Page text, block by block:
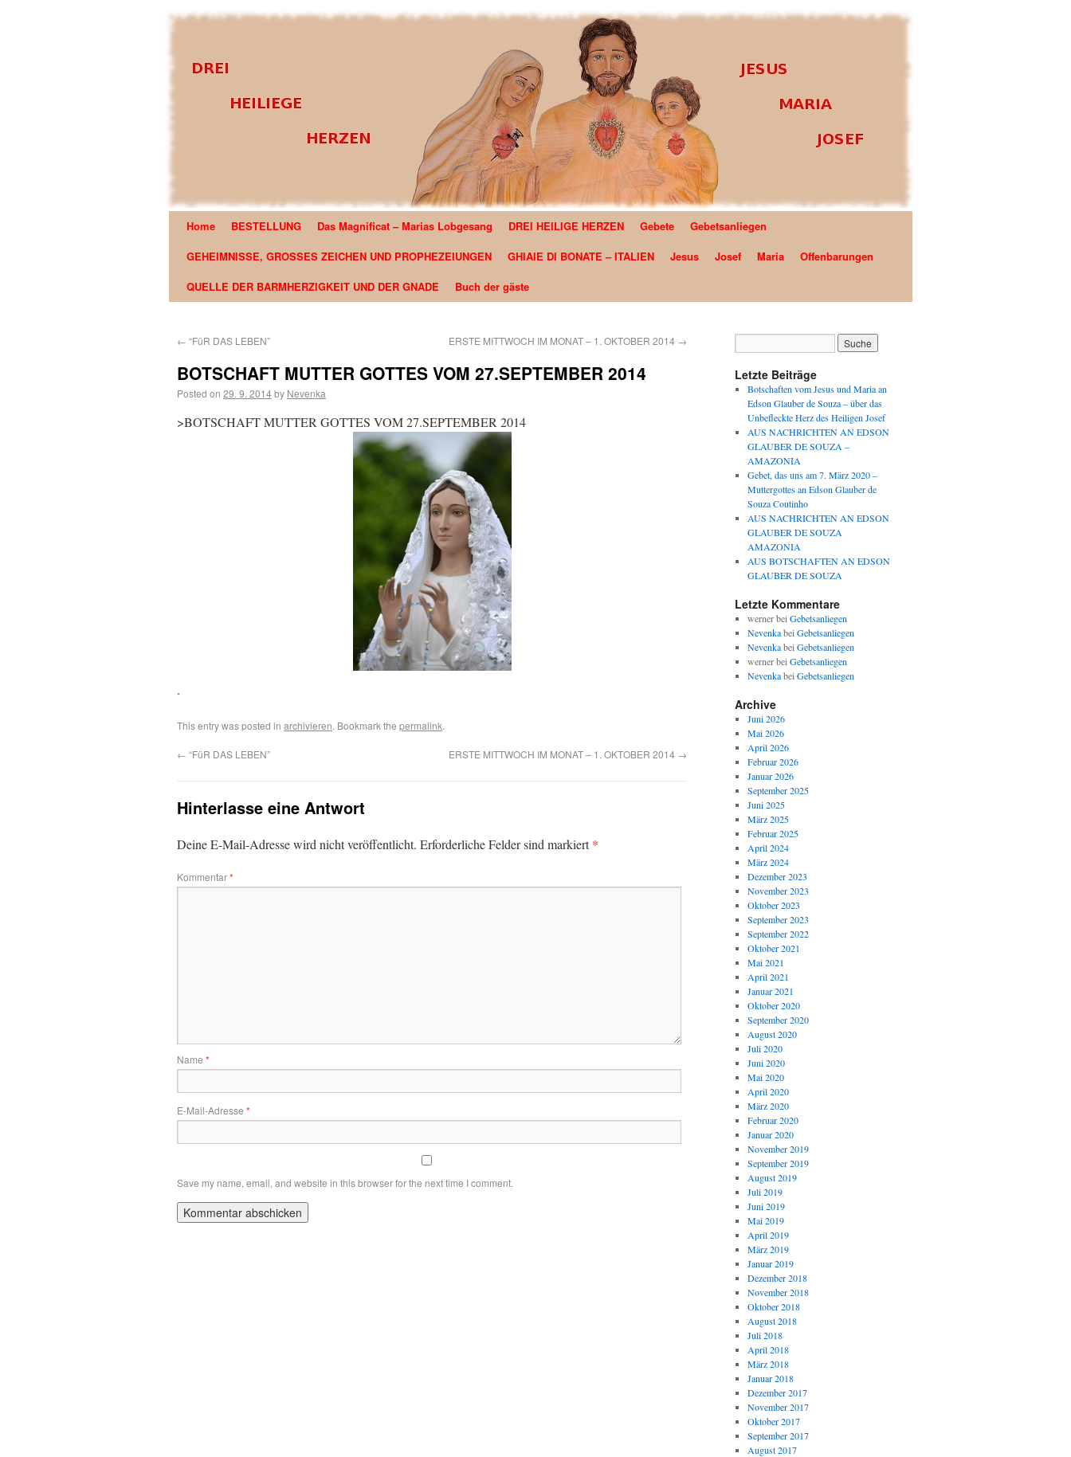
OFFENBARUNG AN EDSON GLAUBER DE SOUZA COUTINHO-ITAPIRANGA – AMAZONAS- BRASIL
Home BESTELLUNG Das Magnificat – Marias Lobgesang DREI HEILIGE HERZEN Gebete
Gebetsanliegen
GEHEIMNISSE, GROSSES ZEICHEN UND PROPHEZEIUNGEN
GHIAIE DI BONATE – ITALIEN Jesus Josef Maria
Offenbarungen
QUELLE DER BARMHERZIGKEIT UND DER GNADE
Buch der gäste
← “FüR DAS LEBEN” ERSTE MITTWOCH IM MONAT – 1. OKTOBER 2014 →
BOTSCHAFT MUTTER GOTTES VOM 27.SEPTEMBER 2014
Posted on 29. 9. 2014by Nevenka
>BOTSCHAFT MUTTER GOTTES VOM 27.SEPTEMBER 2014
.
This entry was posted in archivieren. Bookmark the permalink.
← “FüR DAS LEBEN” ERSTE MITTWOCH IM MONAT – 1. OKTOBER 2014 →
Hinterlasse eine Antwort
Deine E-Mail-Adresse wird nicht veröffentlicht. Erforderliche Felder sind markiert*
Kommentar*
Name *
E-Mail-Adresse *
Save my name, email, and website in this browser for the next time I comment.
Letzte Beiträge
Botschaften vom Jesus und Maria an
Edson Glauber de Souza – über das
Unbefleckte Herz des Heiligen Josef
AUS NACHRICHTEN AN EDSON
GLAUBER DE SOUZA –
AMAZONIA
Gebet, das uns am 7. März 2020 –
Muttergottes an Edson Glauber de
Souza Coutinho
AUS NACHRICHTEN AN EDSON
GLAUBER DE SOUZA
AMAZONIA
AUS BOTSCHAFTEN AN EDSON
GLAUBER DE SOUZA
Letzte Kommentare
wernerbei Gebetsanliegen
Nevenkabei Gebetsanliegen
Nevenkabei Gebetsanliegen
wernerbei Gebetsanliegen
Nevenkabei Gebetsanliegen
Archive
Juni 2026
Mai 2026
April 2026
Februar 2026
Januar 2026
September 2025
Juni 2025
März 2025
Februar 2025
April 2024
März 2024
Dezember 2023
November 2023
Oktober 2023
September 2023
September 2022
Oktober 2021
Mai 2021
April 2021
Januar 2021
Oktober 2020
September 2020
August 2020
Juli 2020
Juni 2020
Mai 2020
April 2020
März 2020
Februar 2020
Januar 2020
November 2019
September 2019
August 2019
Juli 2019
Juni 2019
Mai 2019
April 2019
März 2019
Januar 2019
Dezember 2018
November 2018
Oktober 2018
August 2018
Juli 2018
April 2018
März 2018
Januar 2018
Dezember 2017
November 2017
Oktober 2017
September 2017
August 2017